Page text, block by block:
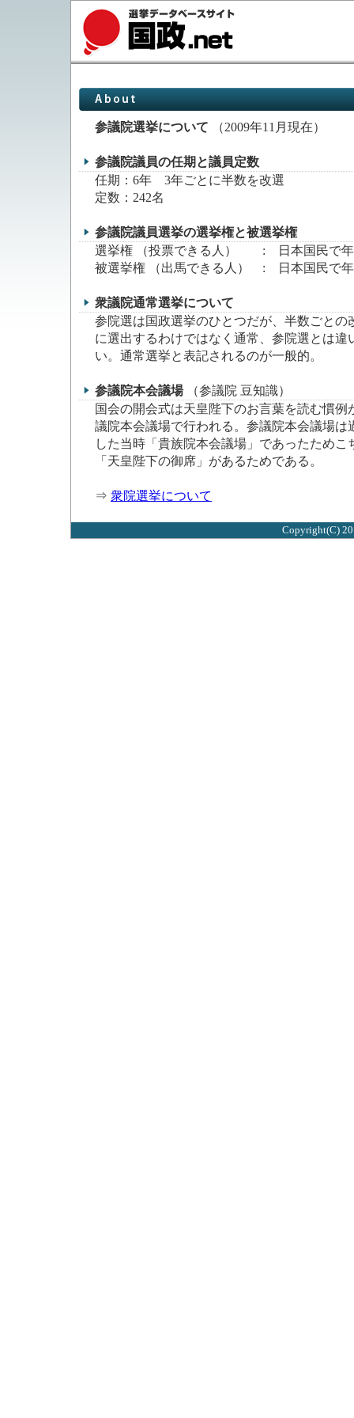
参議院選挙について （2009年11月現在）
参議院議員の任期と議員定数
任期：6年 3年ごとに半数を改選
定数：242名
参議院議員選挙の選挙権と被選挙権
選挙権 （投票できる人） : 日本国民で年
被選挙権 （出馬できる人） : 日本国民で年
衆議院通常選挙について
参院選は国政選挙のひとつだが、半数ごとの
に選出するわけではなく通常、参院選とは違
い。通常選挙と表記されるのが一般的。
参議院本会議場（参議院 豆知識）
国会の開会式は天皇陛下のお言葉を読む慣例
議院本会議場で行われる。参議院本会議場は
した当時「貴族院本会議場」であったためこ
「天皇陛下の御席」があるためである。
⇒ 衆院選挙について
Copyright(C)